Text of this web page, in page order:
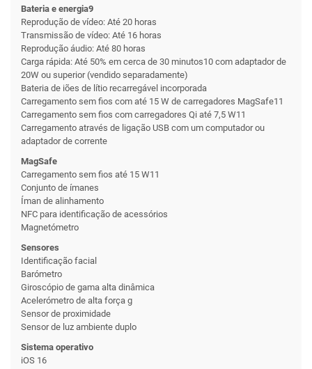
Bateria e energia9
Reprodução de vídeo: Até 20 horas
Transmissão de vídeo: Até 16 horas
Reprodução áudio: Até 80 horas
Carga rápida: Até 50% em cerca de 30 minutos10 com adaptador de
20W ou superior (vendido separadamente)
Bateria de iões de lítio recarregável incorporada
Carregamento sem fios com até 15 W de carregadores MagSafe11
Carregamento sem fios com carregadores Qi até 7,5 W11
Carregamento através de ligação USB com um computador ou
adaptador de corrente
MagSafe
Carregamento sem fios até 15 W11
Conjunto de ímanes
Íman de alinhamento
NFC para identificação de acessórios
Magnetómetro
Sensores
Identificação facial
Barómetro
Giroscópio de gama alta dinâmica
Acelerómetro de alta força g
Sensor de proximidade
Sensor de luz ambiente duplo
Sistema operativo
iOS 16